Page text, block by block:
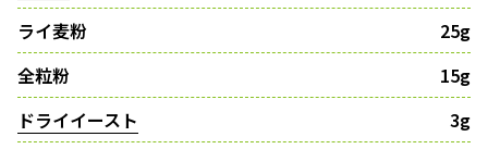
ライ麦粉
25g
全粒粉
15g
ドライイースト
3g